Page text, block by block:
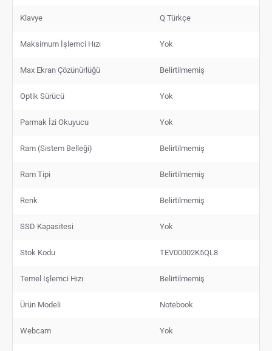
Klavye Q Türkçe
Maksimum İşlemci Hızı Yok
Max Ekran Çözünürlüğü Belirtilmemiş
Optik Sürücü Yok
Parmak İzi Okuyucu Yok
Ram (Sistem Belleği) Belirtilmemiş
Ram Tipi Belirtilmemiş
Renk Belirtilmemiş
SSD Kapasitesi Yok
Stok Kodu TEV00002K5QL8
Temel İşlemci Hızı Belirtilmemiş
Ürün Modeli Notebook
Webcam Yok